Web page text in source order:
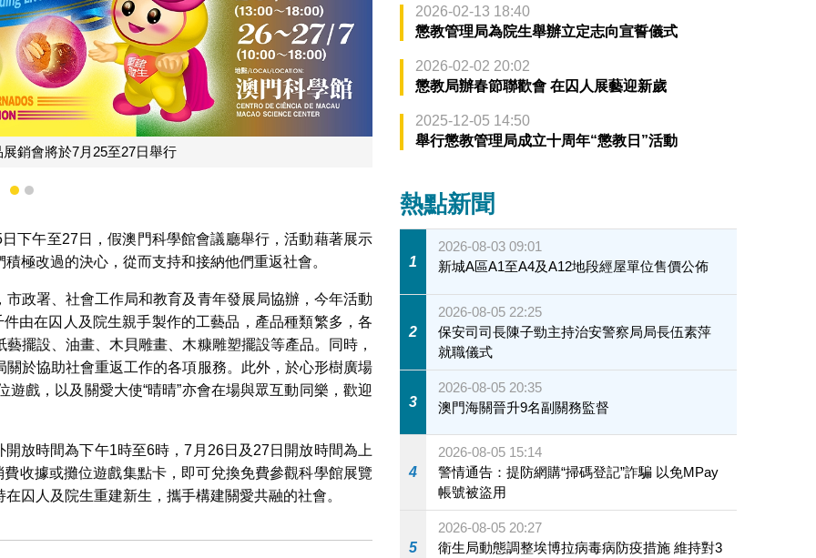
在囚人及院生製作的展銷品
1 2
下午至27日，假澳門科學館會議廳舉行，活動藉著展示
極改過的決心，從而支持和接納他們重返社會。
政署、社會工作局和教育及青年發展局協辦，今年活動
由在囚人及院生親手製作的工藝品，產品種類繁多，各
擺設、油畫、木貝雕畫、木糠雕塑擺設等產品。同時，
於協助社會重返工作的各項服務。此外，於心形樹廣場
戲，以及關愛大使“晴晴”亦會在場與眾互動同樂，歡迎
放時間為下午1時至6時，7月26日及27日開放時間為上
收據或攤位遊戲集點卡，即可兌換免費參觀科學館展覽
囚人及院生重建新生，攜手構建關愛共融的社會。
2026-02-13 18:40
懲教管理局為院生舉辦立定志向宣誓儀式
2026-02-02 20:02
懲教局辦春節聯歡會 在囚人展藝迎新歲
2025-12-05 14:50
舉行懲教管理局成立十周年“懲教日”活動
熱點新聞
1
2026-08-03 09:01
新城A區A1至A4及A12地段經屋單位售價公佈
2
2026-08-05 22:25
保安司司長陳子勁主持治安警察局局長伍素萍
就職儀式
3
2026-08-05 20:35
澳門海關晉升9名副關務監督
4
2026-08-05 15:14
警情通告：提防網購“掃碼登記”詐騙 以免MPay
帳號被盜用
5
2026-08-05 20:27
衛生局動態調整埃博拉病毒病防疫措施 維持對3